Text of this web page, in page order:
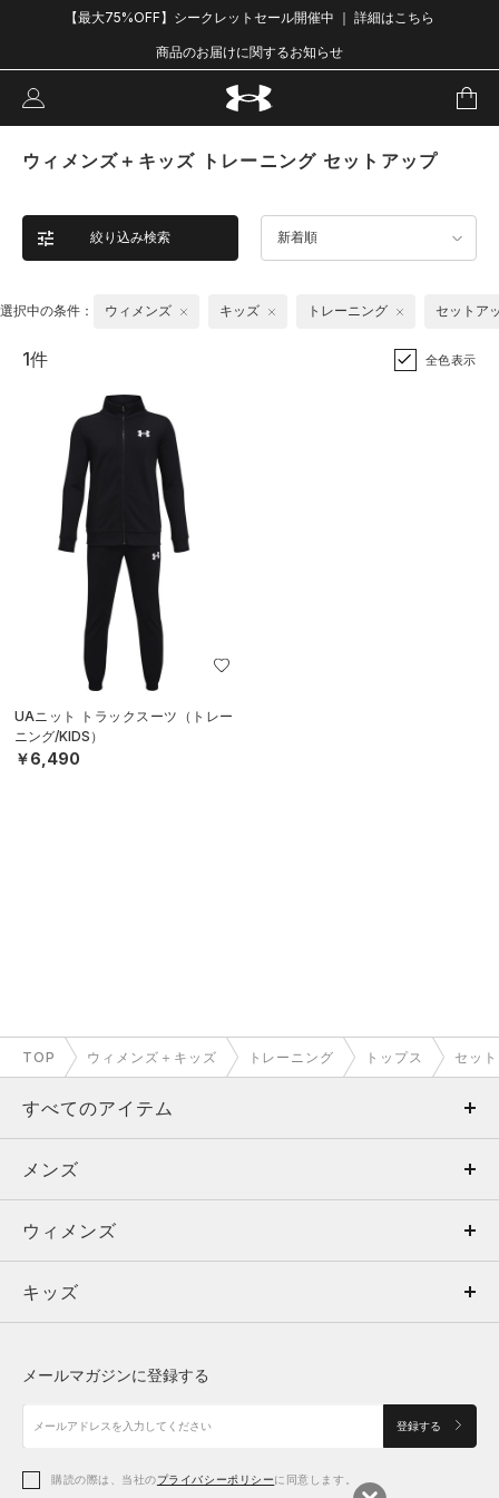
【最大75%OFF】シークレットセール開催中 ｜ 詳細はこちら
商品のお届けに関するお知らせ
ウィメンズ＋キッズ トレーニング セットアップ
絞り込み検索 新着順
選択中の条件： ウィメンズ キッズ トレーニング セットア
1件 全色表示
UAニット トラックスーツ（トレー
ニング/KIDS）
￥6,490
TOP ウィメンズ＋キッズ トレーニング トップス セッ
すべてのアイテム
メンズ
ウィメンズ
キッズ
アクセサリー
メンズ
トップス
ボトムス
アクセサリー
ウィメンズ
トップス
シューズ
アクセサリー
キッズ
シューズ
メールマガジンに登録する
登録する
購読の際は、当社のプライバシーポリシーに同意します。